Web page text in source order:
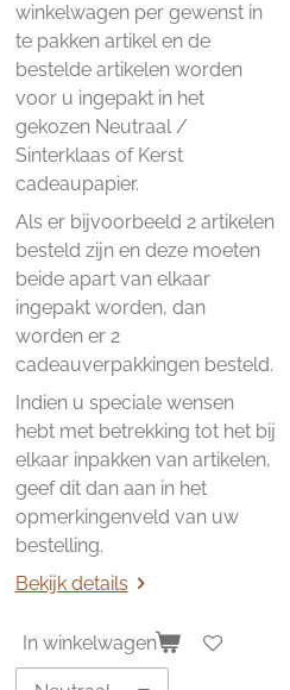
winkelwagen per gewenst in
te pakken artikel en de
bestelde artikelen worden
voor u ingepakt in het
gekozen Neutraal /
Sinterklaas of Kerst
cadeaupapier.
Als er bijvoorbeeld 2 artikelen
besteld zijn en deze moeten
beide apart van elkaar
ingepakt worden, dan
worden er 2
cadeauverpakkingen besteld.
Indien u speciale wensen
hebt met betrekking tot het bij
elkaar inpakken van artikelen,
geef dit dan aan in het
opmerkingenveld van uw
bestelling.
Bekijk details
In winkelwagen